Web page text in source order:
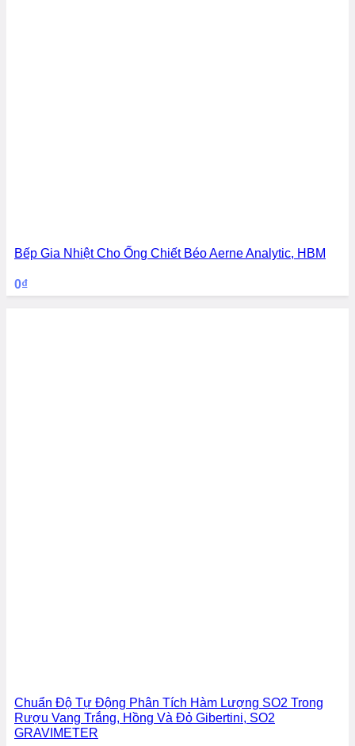
Bếp Gia Nhiệt Cho Ống Chiết Béo Aerne Analytic, HBM
0₫
Chuẩn Độ Tự Động Phân Tích Hàm Lượng SO2 Trong
Rượu Vang Trắng, Hồng Và Đỏ Gibertini, SO2
GRAVIMETER